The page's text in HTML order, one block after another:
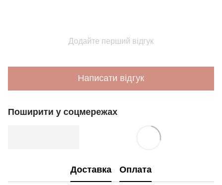
Додайте перший відгук
Написати відгук
Поширити у соцмережах
Доставка Оплата